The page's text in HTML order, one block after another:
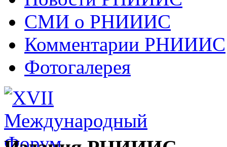
СМИ о РНИИИС
Комментарии РНИИИС
Фотогалерея